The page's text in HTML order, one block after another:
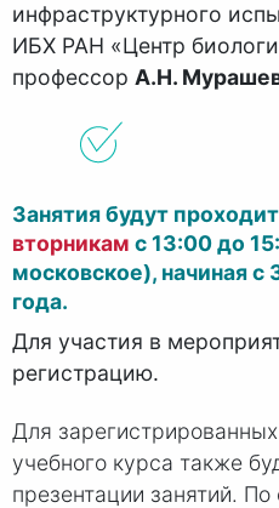
инфраструктурного
ИБХ РАН «Центр
профессор А.Н. М
Занятия будут
вторникам с 13:00 до
московское), начиная с
года.
Для участия в
регистрацию.
Для
учебного курса также
презентации занятий. По